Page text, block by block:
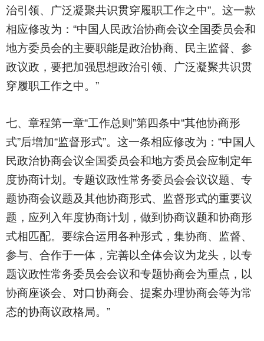
治引领、广泛凝聚共识贯穿履职工作之中”。这一款
相应修改为：“中国人民政治协商会议全国委员会和
地方委员会的主要职能是政治协商、民主监督、参
政议政，要把加强思想政治引领、广泛凝聚共识贯
穿履职工作之中。”
七、章程第一章“工作总则”第四条中“其他协商形
式”后增加“监督形式”。这一条相应修改为：“中国人
民政治协商会议全国委员会和地方委员会应制定年
度协商计划。专题议政性常务委员会会议议题、专
题协商会议题及其他协商形式、监督形式的重要议
题，应列入年度协商计划，做到协商议题和协商形
式相匹配。要综合运用各种形式，集协商、监督、
参与、合作于一体，完善以全体会议为龙头，以专
题议政性常务委员会会议和专题协商会为重点，以
协商座谈会、对口协商会、提案办理协商会等为常
态的协商议政格局。”